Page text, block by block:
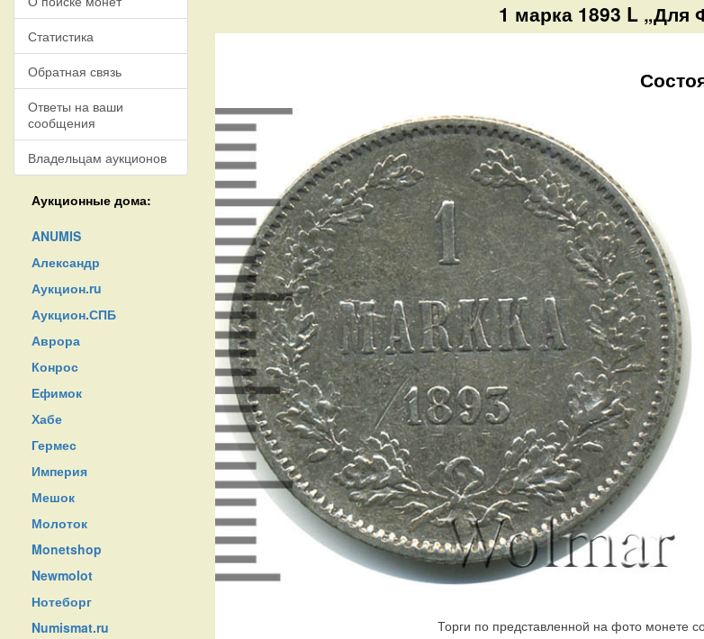
Статистика
Обратная связь
Ответы на ваши
сообщения
Владельцам аукционов
Аукционные дома:
ANUMIS
Александр
Аукцион.ru
Аукцион.СПБ
Аврора
Конрос
Ефимок
Хабе
Гермес
Империя
Мешок
Молоток
Monetshop
Newmolot
Нотеборг
Numismat.ru
1 марка 1893 L „Для
Торги по представленной на фото монете